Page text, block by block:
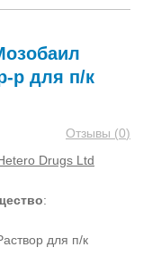
р для п/к
Отзывы (0)
Drugs Ltd
:
для п/к